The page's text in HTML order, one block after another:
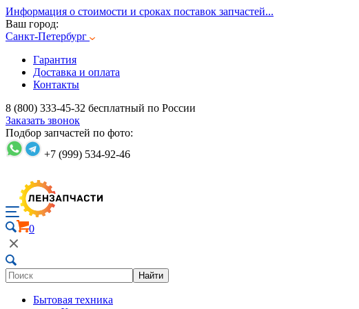
Информация о стоимости и сроках поставок запчастей...
Ваш город:
Санкт-Петербург
Гарантия
Доставка и оплата
Контакты
8 (800) 333-45-32 бесплатный по России
Заказать звонок
Подбор запчастей по фото:
+7 (999) 534-92-46
0
Найти
Бытовая техника